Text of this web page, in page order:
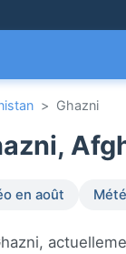
> Ghazni
en août